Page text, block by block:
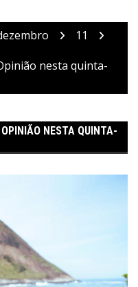
11
nesta quinta-
NESTA QUINTA-